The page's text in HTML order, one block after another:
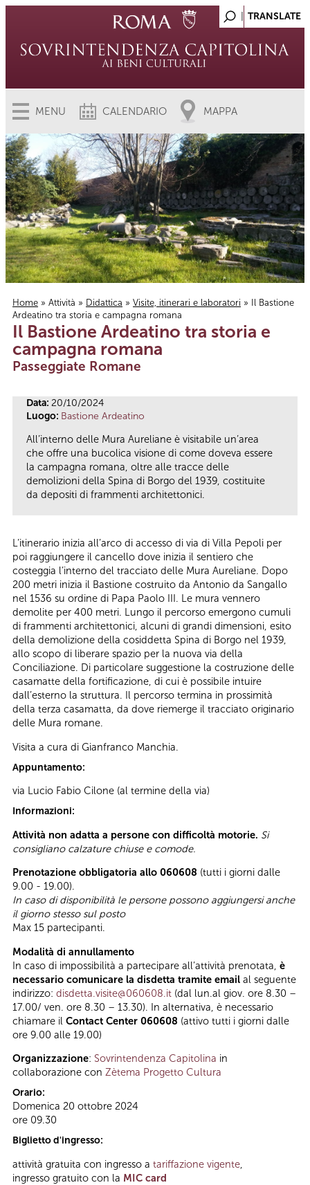
MENU CALENDARIO MAPPA
Tu sei qui
Home » Attività » Didattica » Visite, itinerari e laboratori » Il Bastione
Ardeatino tra storia e campagna romana
Il Bastione Ardeatino tra storia e
campagna romana
Passeggiate Romane
Data: 20/10/2024
Luogo: Bastione Ardeatino
All’interno delle Mura Aureliane è visitabile un’area
che offre una bucolica visione di come doveva essere
la campagna romana, oltre alle tracce delle
demolizioni della Spina di Borgo del 1939, costituite
da depositi di frammenti architettonici.
L’itinerario inizia all’arco di accesso di via di Villa Pepoli per
poi raggiungere il cancello dove inizia il sentiero che
costeggia l’interno del tracciato delle Mura Aureliane. Dopo
200 metri inizia il Bastione costruito da Antonio da Sangallo
nel 1536 su ordine di Papa Paolo III. Le mura vennero
demolite per 400 metri. Lungo il percorso emergono cumuli
di frammenti architettonici, alcuni di grandi dimensioni, esito
della demolizione della cosiddetta Spina di Borgo nel 1939,
allo scopo di liberare spazio per la nuova via della
Conciliazione. Di particolare suggestione la costruzione delle
casamatte della fortificazione, di cui è possibile intuire
dall’esterno la struttura. Il percorso termina in prossimità
della terza casamatta, da dove riemerge il tracciato originario
delle Mura romane.
Visita a cura di Gianfranco Manchia.
Appuntamento:
via Lucio Fabio Cilone (al termine della via)
Informazioni:
Attività non adatta a persone con difficoltà motorie. Si
consigliano calzature chiuse e comode.
Prenotazione obbligatoria allo 060608 (tutti i giorni dalle
9.00 - 19.00).
In caso di disponibilità le persone possono aggiungersi anche
il giorno stesso sul posto
Max 15 partecipanti.
Modalità di annullamento
In caso di impossibilità a partecipare all’attività prenotata, è
necessario comunicare la disdetta tramite email al seguente
indirizzo: disdetta.visite@060608.it (dal lun.al giov. ore 8.30 –
17.00/ ven. ore 8.30 – 13.30). In alternativa, è necessario
chiamare il Contact Center 060608 (attivo tutti i giorni dalle
ore 9.00 alle 19.00)
Organizzazione: Sovrintendenza Capitolina in
collaborazione con Zètema Progetto Cultura
Orario:
Domenica 20 ottobre 2024
ore 09.30
Biglietto d'ingresso:
attività gratuita con ingresso a tariffazione vigente,
ingresso gratuito con la MIC card